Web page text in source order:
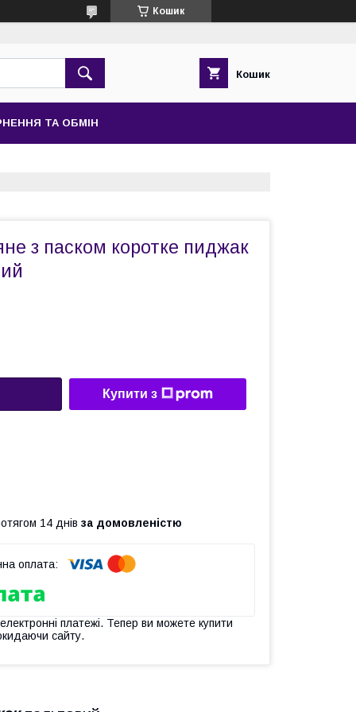
Кошик
Кошик
ТА ОБМІН
з паском коротке пиджак
Купити з
14 днів за домовленістю
платежі. Тепер ви можете купити
сайту.